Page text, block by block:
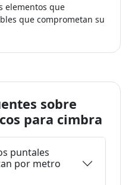
elementos que
que comprometan su
sobre
para cimbra
puntales
por metro